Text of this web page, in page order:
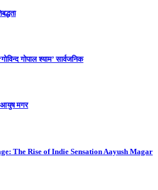
गोपाल श्याम’ सार्वजनिक
आयुष मगर
The Rise of Indie Sensation Aayush Magar